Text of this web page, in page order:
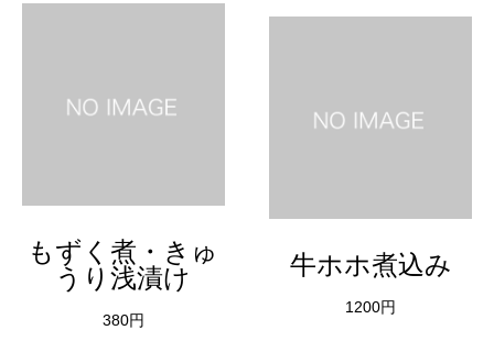
もずく煮・きゅ
うり浅漬け
380円
牛ホホ煮込み
1200円